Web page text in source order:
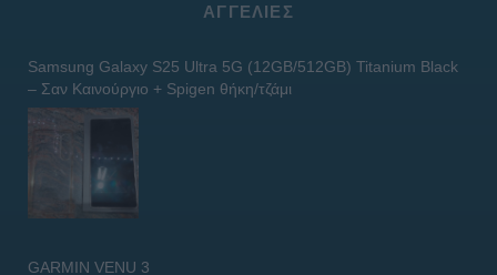
ΑΓΓΕΛΊΕΣ
Samsung Galaxy S25 Ultra 5G (12GB/512GB) Titanium Black
– Σαν Καινούργιο + Spigen θήκη/τζάμι
GARMIN VENU 3